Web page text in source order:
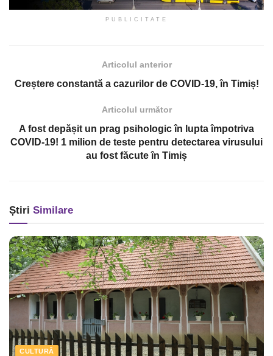
PUBLICITATE
Articolul anterior
Creștere constantă a cazurilor de COVID-19, în Timiș!
Articolul următor
A fost depășit un prag psihologic în lupta împotriva
COVID-19! 1 milion de teste pentru detectarea virusului
au fost făcute în Timiș
Știri Similare
CULTURĂ